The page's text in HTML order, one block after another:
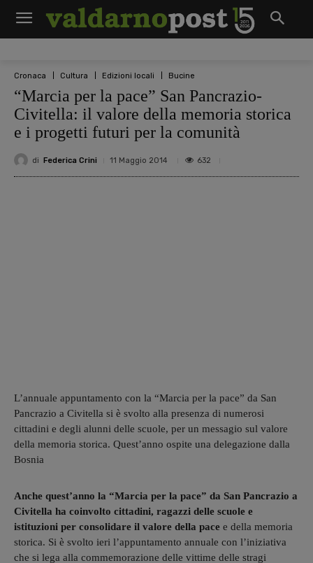
Cronaca Cultura Edizioni locali Bucine
“Marcia per la pace” San Pancrazio-
Civitella: il valore della memoria storica
e i progetti futuri per la comunità
di Federica Crini 11 Maggio 2014 632
L’annuale appuntamento con la “Marcia per la pace” da San
Pancrazio a Civitella si è svolto alla presenza di numerosi
cittadini e degli alunni delle scuole, per un messagio sul valore
della memoria storica. Quest’anno ospite una delegazione dalla
Bosnia
Anche quest’anno la “Marcia per la pace” da San Pancrazio a
Civitella ha coinvolto cittadini, ragazzi delle scuole e
istituzioni per consolidare il valore della pace e della memoria
storica. Si è svolto ieri l’appuntamento annuale con l’iniziativa
che si lega alla commemorazione delle vittime delle stragi